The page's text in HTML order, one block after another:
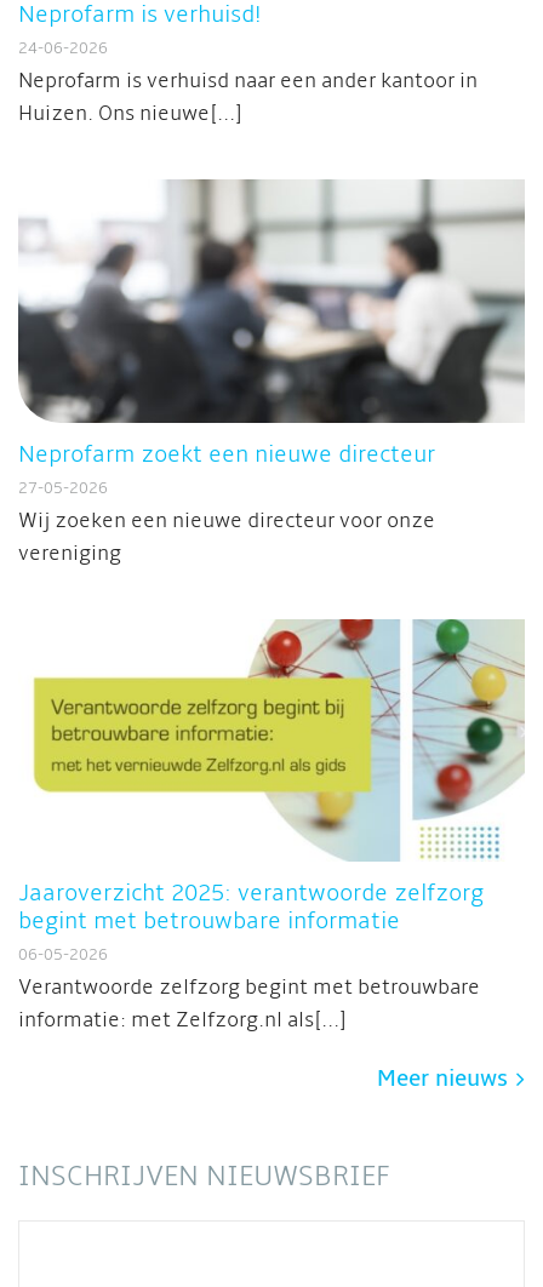
Neprofarm is verhuisd!
24-06-2026
Neprofarm is verhuisd naar een ander kantoor in
Huizen. Ons nieuwe[...]
Neprofarm zoekt een nieuwe directeur
27-05-2026
Wij zoeken een nieuwe directeur voor onze
vereniging
Jaaroverzicht 2025: verantwoorde zelfzorg
begint met betrouwbare informatie
06-05-2026
Verantwoorde zelfzorg begint met betrouwbare
informatie: met Zelfzorg.nl als[...]
Meer nieuws
INSCHRIJVEN NIEUWSBRIEF